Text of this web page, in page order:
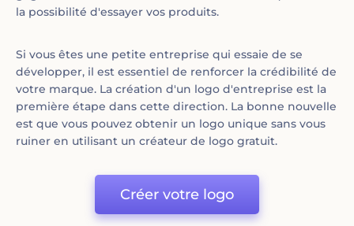
la possibilité d'essayer vos produits.
Si vous êtes une petite entreprise qui essaie de se
développer, il est essentiel de renforcer la crédibilité de
votre marque. La création d'un logo d'entreprise est la
première étape dans cette direction. La bonne nouvelle
est que vous pouvez obtenir un logo unique sans vous
ruiner en utilisant un créateur de logo gratuit.
Créer votre logo